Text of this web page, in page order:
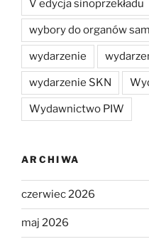
V edycja sinoprzekładu
wybory do organów
wydarzenie
wydarzenie SKN
Wydawnictwo PIW
ARCHIWA
czerwiec 2026
maj 2026